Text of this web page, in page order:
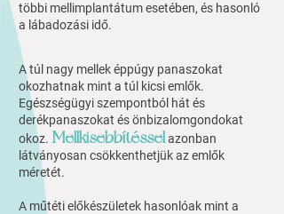
többi mellimplantátum esetében, és hasonló
a lábadozási idő.
A túl nagy mellek éppúgy panaszokat
okozhatnak mint a túl kicsi emlők.
Egészségügyi szempontból hát és
derékpanaszokat és önbizalomgondokat
okoz. Mellkisebbítéssel azonban
látványosan csökkenthetjük az emlők
méretét.
A műtéti előkészületek hasonlóak mint a